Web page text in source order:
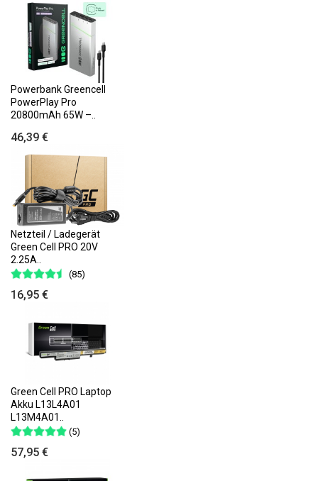
Powerbank Greencell
PowerPlay Pro
20800mAh 65W –..
46,39 €
Netzteil / Ladegerät
Green Cell PRO 20V
2.25A..
(85)
16,95 €
Green Cell PRO Laptop
Akku L13L4A01
L13M4A01..
(5)
57,95 €